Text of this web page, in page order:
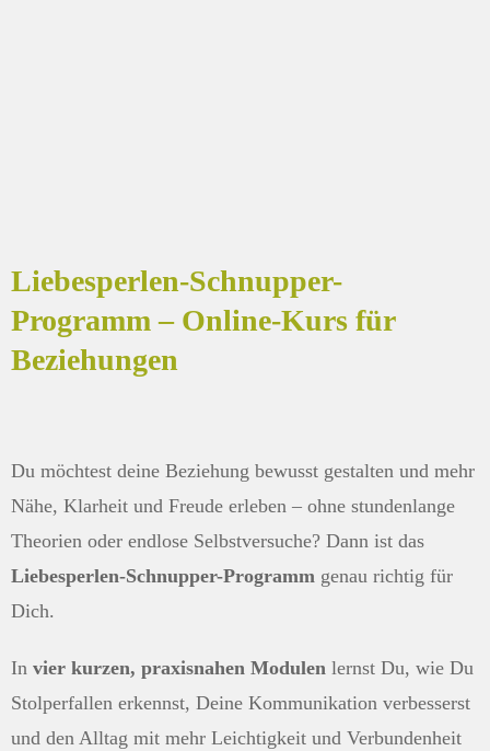
Liebesperlen-Schnupper-
Programm – Online-Kurs für
Beziehungen
Du möchtest deine Beziehung bewusst gestalten und mehr
Nähe, Klarheit und Freude erleben – ohne stundenlange
Theorien oder endlose Selbstversuche? Dann ist das
Liebesperlen-Schnupper-Programm genau richtig für
Dich.
In vier kurzen, praxisnahen Modulen lernst Du, wie Du
Stolperfallen erkennst, Deine Kommunikation verbesserst
und den Alltag mit mehr Leichtigkeit und Verbundenheit